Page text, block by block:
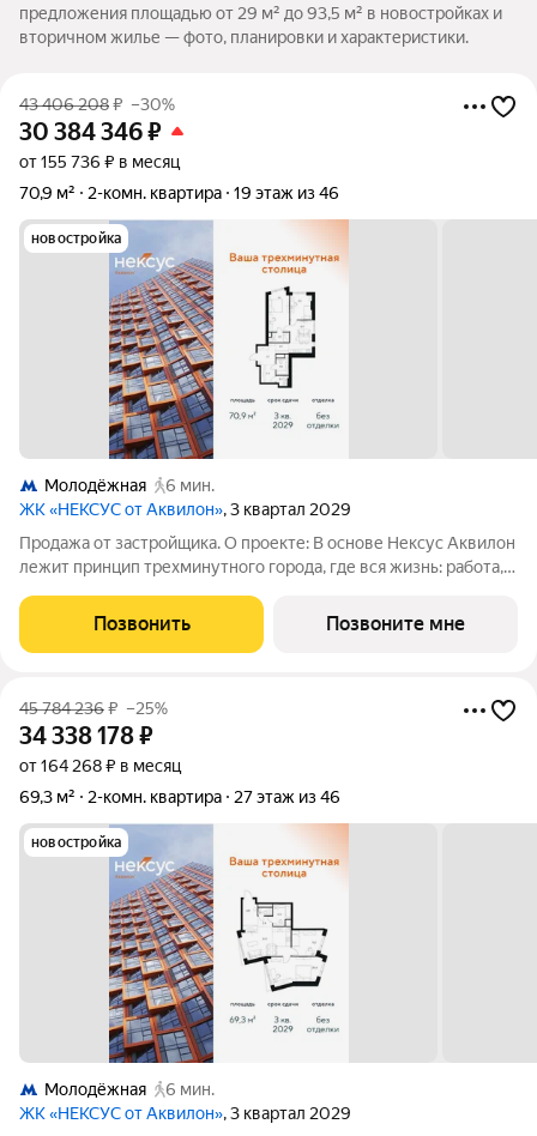
предложения площадью от 29 м² до 93,5 м² в новостройках и
вторичном жилье — фото, планировки и характеристики.
43 406 208₽ –30%
30 384 346₽
от 155 736 ₽ в месяц
70,9 м²
2-комн. квартира 19 этаж из 46
новостройка
Молодёжная
6 мин.
ЖК «НЕКСУС от Аквилон», 3 квартал 2029
Продажа от застройщика. О проекте: В основе Нексус Аквилон
лежит принцип трехминутного города, где вся жизнь: работа,
шаговой доступности. Он не просто экономит время, а
кардинально
Позвонить Позвоните мне
45 784 236₽ –25%
34 338 178₽
от 164 268 ₽ в месяц
69,3 м²
2-комн. квартира 27 этаж из 46
новостройка
Молодёжная
6 мин.
ЖК «НЕКСУС от Аквилон», 3 квартал 2029